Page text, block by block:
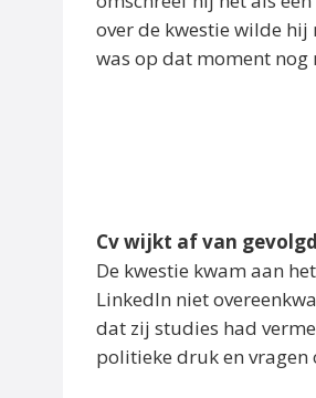
over de kwestie wilde hij
was op dat moment nog
Cv wijkt af van
De kwestie kwam aan
LinkedIn niet
dat zij studies had
politieke druk en